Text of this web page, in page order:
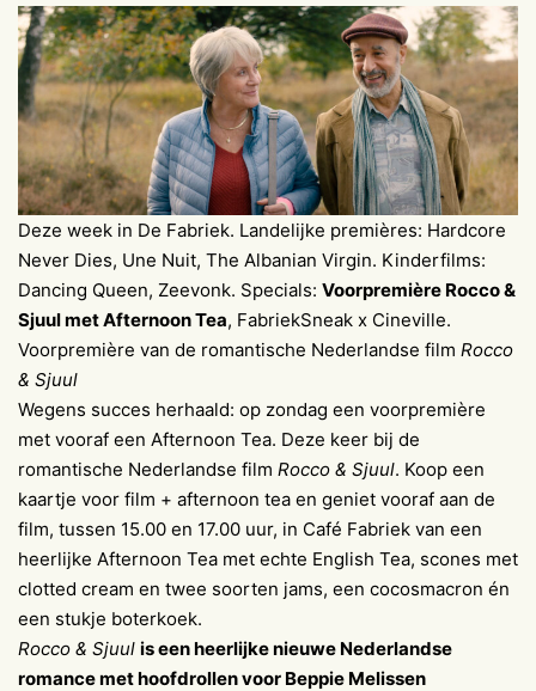
Deze week in De Fabriek. Landelijke premières: Hardcore
Never Dies, Une Nuit, The Albanian Virgin. Kinderfilms:
Dancing Queen, Zeevonk. Specials: Voorpremière Rocco &
Sjuul met Afternoon Tea, FabriekSneak x Cineville.
Voorpremière van de romantische Nederlandse film Rocco
& Sjuul
Wegens succes herhaald: op zondag een voorpremière
met vooraf een Afternoon Tea. Deze keer bij de
romantische Nederlandse film Rocco & Sjuul. Koop een
kaartje voor film + afternoon tea en geniet vooraf aan de
film, tussen 15.00 en 17.00 uur, in Café Fabriek van een
heerlijke Afternoon Tea met echte English Tea, scones met
clotted cream en twee soorten jams, een cocosmacron én
een stukje boterkoek.
Rocco & Sjuul is een heerlijke nieuwe Nederlandse
romance met hoofdrollen voor Beppie Melissen